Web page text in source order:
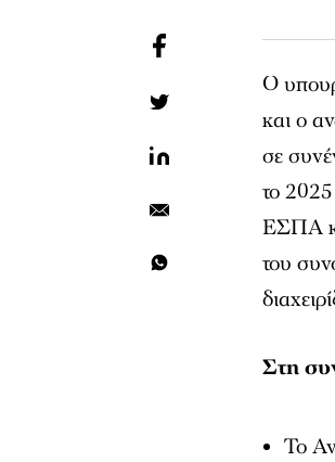
Ο
και ο
σε
το
ΕΣΠΑ
του
Στη
Το